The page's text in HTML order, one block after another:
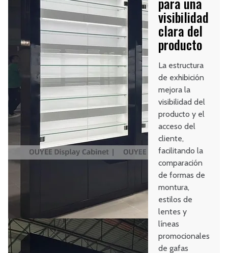
visibilidad
clara del
producto
La estructura
de exhibición
mejora la
visibilidad del
producto y el
acceso del
cliente,
facilitando la
comparación
de formas de
montura,
estilos de
lentes y
líneas
promocionales
de gafas